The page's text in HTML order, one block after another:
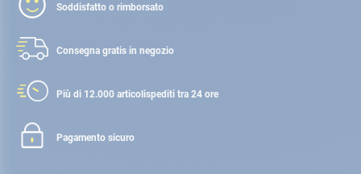
Soddisfatto o rimborsato
Consegna gratis in negozio
Più di 12.000 articolispediti tra 24 ore
Pagamento sicuro